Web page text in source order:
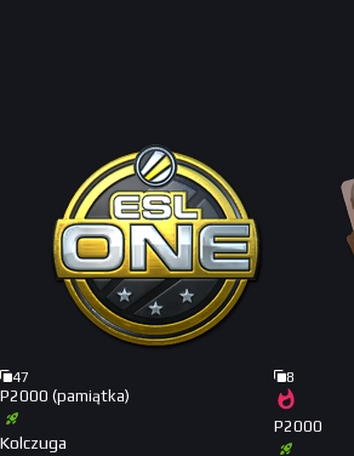
47
P2000 (pamiątka)
Kolczuga
8
P2000